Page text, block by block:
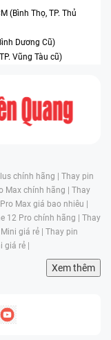
(Bình Thọ, TP. Thủ
Dương Cũ)
Vũng Tàu cũ)
chính hãng | Thay pin
Max chính hãng | Thay
Max giá bao nhiêu |
12 Pro chính hãng | Thay
giá rẻ | Thay pin
giá rẻ |
Xem thêm